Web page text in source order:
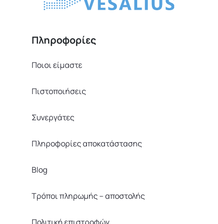
Πληροφορίες
Ποιοι είμαστε
Πιστοποιήσεις
Συνεργάτες
Πληροφορίες αποκατάστασης
Blog
Τρόποι πληρωμής – αποστολής